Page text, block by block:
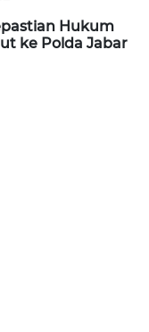
Hukum
ke Polda Jabar